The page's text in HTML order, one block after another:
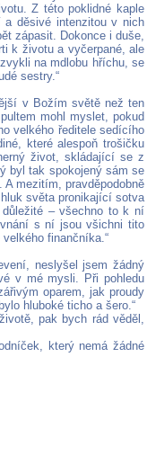
Z této poklidné kaple
děsivé intenzitou v nich
zápasit. Dokonce i duše,
k životu a vyčerpané, ale
na mdlobu hříchu, se
sestry.“
v Božím světě než ten
mohl myslet, pokud
velkého ředitele sedícího
které alespoň trošičku
život, skládající se z
byl tak spokojený sám se
mezitím, pravděpodobně
světa pronikající sotva
– všechno to k ní
s ní jsou všichni tito
finančníka.“
neslyšel jsem žádný
v mé mysli. Při pohledu
oparem, jak proudy
hluboké ticho a šero.“
pak bych rád věděl,
který nemá žádné